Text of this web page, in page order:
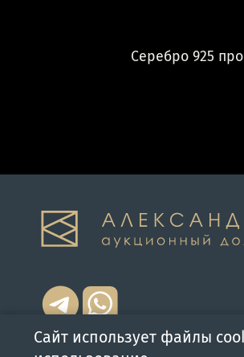
Серебро 925
Сайт использует файлы